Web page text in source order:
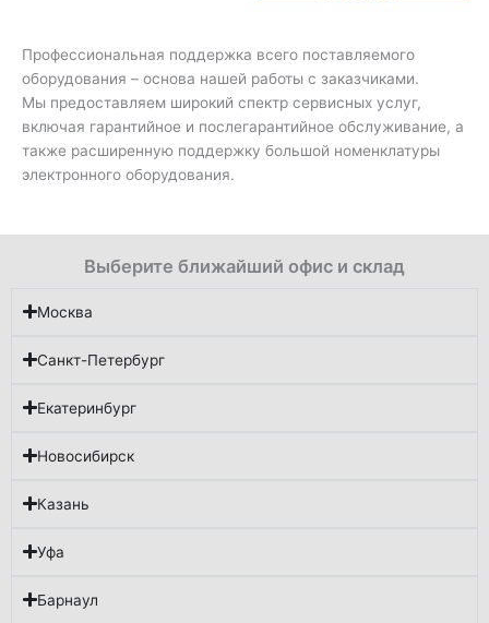
Профессиональная поддержка всего поставляемого
оборудования – основа нашей работы с заказчиками.
Мы предоставляем широкий спектр сервисных услуг,
включая гарантийное и послегарантийное обслуживание, а
также расширенную поддержку большой номенклатуры
электронного оборудования.
Выберите ближайший офис и склад
Москва
Санкт-Петербург
Екатеринбург
Новосибирск
Казань
Уфа
Барнаул